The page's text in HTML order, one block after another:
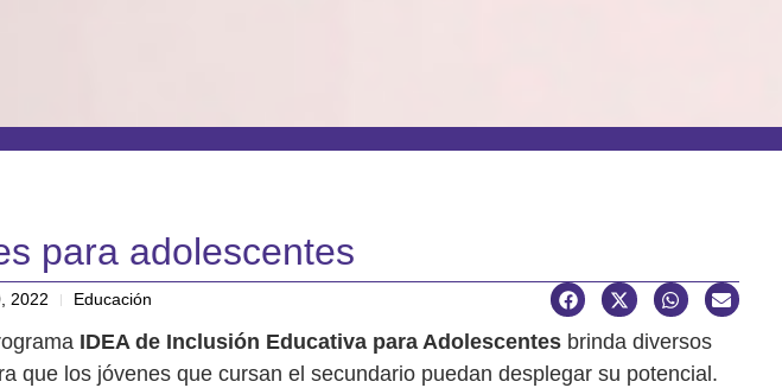
para adolescentes
2022 Educación
IDEA de Inclusión Educativa para Adolescentes brinda diversos
que los jóvenes que cursan el secundario puedan desplegar su potencial.